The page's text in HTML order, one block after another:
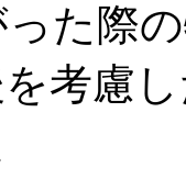
た際
考慮